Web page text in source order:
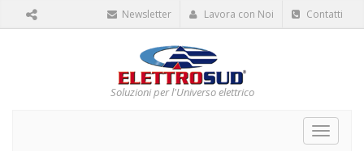
Newsletter Lavora con Noi Contatti
Soluzioni per l'Universo elettrico
Toggle